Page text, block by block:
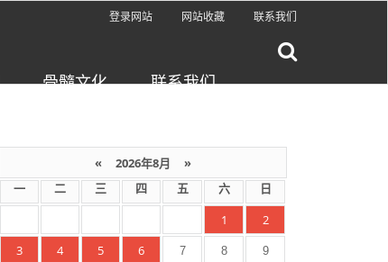
登录网站 网站收藏 联系我们
骨髓文化 联系我们
« 2026年8月 »
一 二 三 四 五 六 日
1
2
3
4 5 6 7 8 9